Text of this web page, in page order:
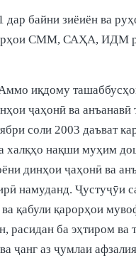
байни зиёиён ва
СММ, САҲА, ИДМ
иқдому
ҷаҳонӣ ва анъанавӣ
соли 2003 даъват
халқҳо нақши муҳим
динҳои ҷаҳонӣ ва
намуданд. Ҷустуҷӯи
қабули қарорҳои
расидан ба эҳтиром ва
ҷанг аз ҷумлаи